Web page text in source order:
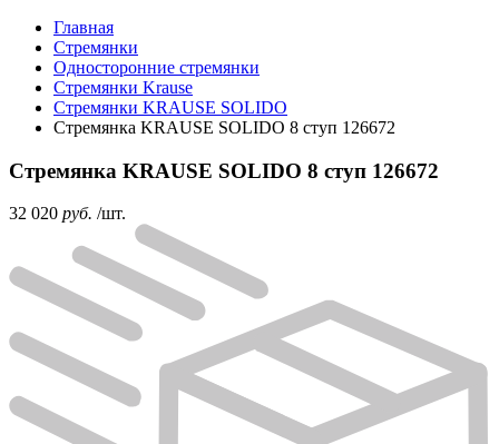
Главная
Стремянки
Односторонние стремянки
Стремянки Krause
Стремянки KRAUSE SOLIDO
Стремянка KRAUSE SOLIDO 8 ступ 126672
Стремянка KRAUSE SOLIDO 8 ступ 126672
32 020 руб. /шт.